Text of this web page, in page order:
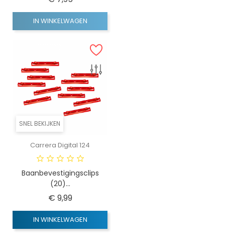
IN WINKELWAGEN
SNEL BEKIJKEN
Carrera Digital 124
Baanbevestigingsclips
(20)...
€ 9,99Prijs
IN WINKELWAGEN